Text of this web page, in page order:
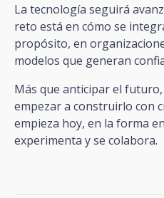
La tecnología seguirá
reto está en cómo se
propósito, en
modelos que generan
Más que anticipar el
empezar a construirlo con
empieza hoy, en la forma
experimenta y se colabora.